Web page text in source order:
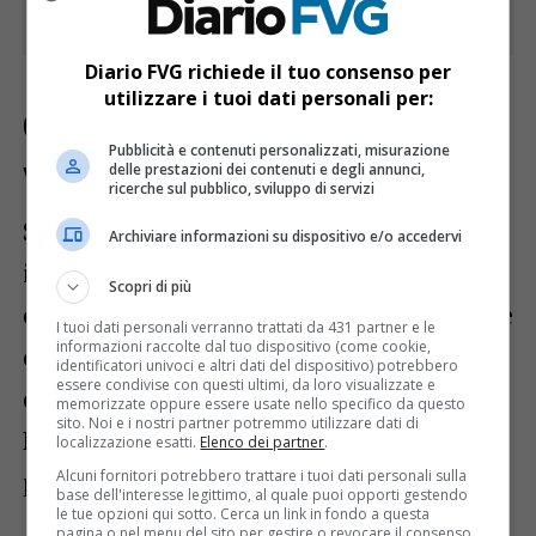
Controlli e limitazioni alla
viabilità
Saranno istituitiblocchi stradaliche
impediranno l’accesso alle vie di
collegamento con lo stadio, mentre tutte le
operazioni saranno supportate da forze
dell’ordine in assetto antiterrorismo.
L’intera area sarà monitorata con droni,
pattuglie e unità cinofile.
Diario FVG richiede il tuo consenso per
utilizzare i tuoi dati personali per:
Pubblicità e contenuti personalizzati, misurazione
delle prestazioni dei contenuti e degli annunci,
ricerche sul pubblico, sviluppo di servizi
Archiviare informazioni su dispositivo e/o accedervi
Scopri di più
I tuoi dati personali verranno trattati da 431 partner e le
informazioni raccolte dal tuo dispositivo (come cookie,
identificatori univoci e altri dati del dispositivo) potrebbero
essere condivise con questi ultimi, da loro visualizzate e
memorizzate oppure essere usate nello specifico da questo
sito. Noi e i nostri partner potremmo utilizzare dati di
localizzazione esatti. Elenco dei partner.
Alcuni fornitori potrebbero trattare i tuoi dati personali sulla
base dell'interesse legittimo, al quale puoi opporti gestendo
le tue opzioni qui sotto. Cerca un link in fondo a questa